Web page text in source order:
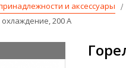
и аксессуары
охлаждение, 200 А